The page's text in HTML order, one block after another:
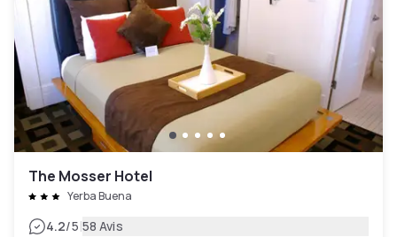
The Mosser Hotel
Yerba Buena
4.2/5|58 Avis